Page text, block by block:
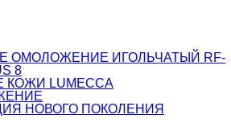
ОМОЛОЖЕНИЕ ИГОЛЬЧАТЫЙ RF-
8
LUMECCA
НОВОГО ПОКОЛЕНИЯ